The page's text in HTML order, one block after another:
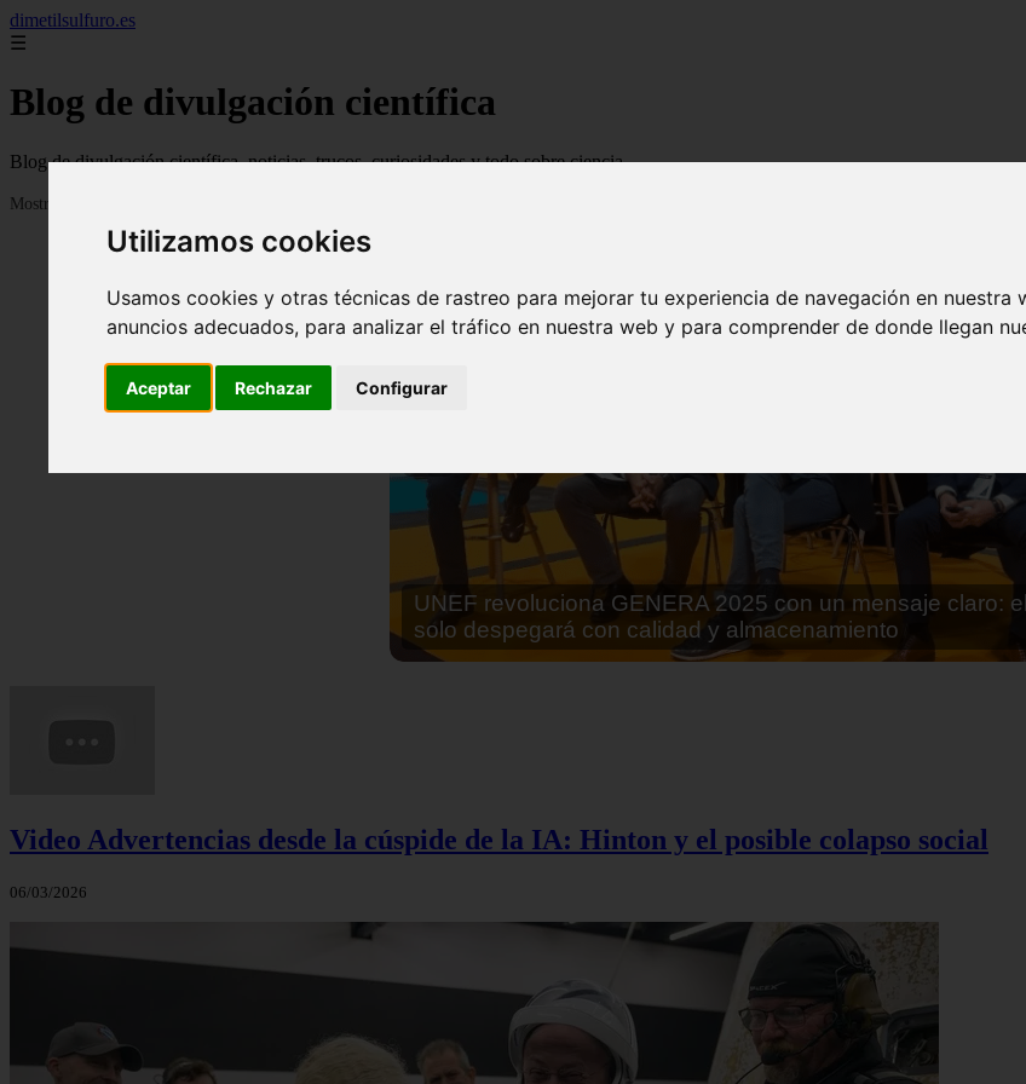
Utilizamos cookies
Usamos cookies y otras técnicas de rastreo para mejorar tu experiencia de navegación en
anuncios adecuados, para analizar el tráfico en nuestra web y para comprender de donde llegan
Aceptar Rechazar Configurar
dimetilsulfuro.es
☰
Blog de divulgación científica
Blog de divulgación científica, noticias, trucos, curiosidades y todo sobre ciencia
Mostrando 1 - 24 de 907 artículos
En África harán lo que parecía imposible: Utilizarán
cocinar sus alimentos
Video Advertencias desde la cúspide de la IA: Hinton y el posible colapso social
06/03/2026